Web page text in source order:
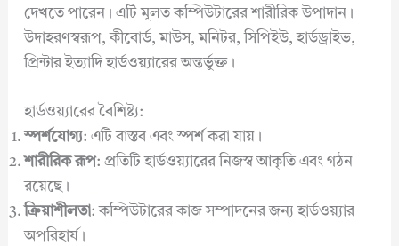
দেখতে পারেন। এটি মূলত কম্পিউটারের শারীরিক উপাদান।
উদাহরণস্বরূপ, কীবোর্ড, মাউস, মনিটর, সিপিইউ, হার্ডড্রাইভ,
প্রিন্টার ইত্যাদি হার্ডওয়্যারের অন্তর্ভুক্ত।
হার্ডওয়্যারের বৈশিষ্ট্য:
স্পর্শযোগ্য: এটি বাস্তব এবং স্পর্শ করা যায়।
শারীরিক রূপ: প্রতিটি হার্ডওয়্যারের নিজস্ব আকৃতি এবং গঠন
রয়েছে।
ক্রিয়াশীলতা: কম্পিউটারের কাজ সম্পাদনের জন্য হার্ডওয়্যার
অপরিহার্য।